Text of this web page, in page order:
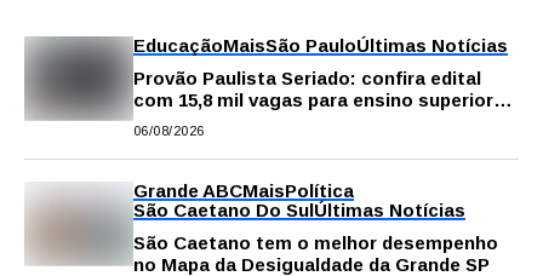
EducaçãoMaisSão PauloÚltimas Notícias
Provão Paulista Seriado: confira edital
com 15,8 mil vagas para ensino superior
público
06/08/2026
Grande ABCMaisPolítica
São Caetano Do SulÚltimas Notícias
São Caetano tem o melhor desempenho
no Mapa da Desigualdade da Grande SP